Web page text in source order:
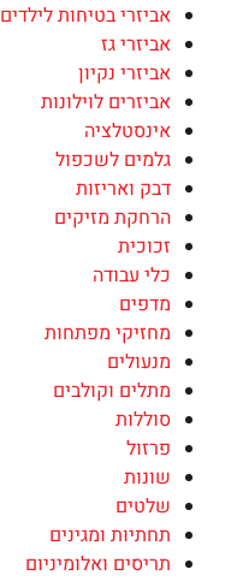
אביזרי בטיחות לילדים
אביזרי גז
אביזרי נקיון
אביזרים לוילונות
אינסטלציה
גלמים לשכפול
דבק ואריזות
הרחקת מזיקים
זכוכית
כלי עבודה
מדפים
מחזיקי מפתחות
מנעולים
מתלים וקולבים
סוללות
פרזול
שונות
שלטים
תחתיות ומגינים
תריסים ואלומיניום